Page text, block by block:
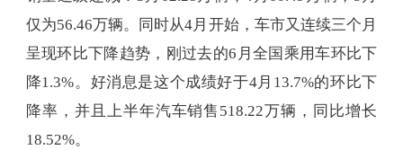
仅为56.46万辆。同时从4月开始，车市又连续三个月
呈现环比下降趋势，刚过去的6月全国乘用车环比下
降1.3%。好消息是这个成绩好于4月13.7%的环比下
降率，并且上半年汽车销售518.22万辆，同比增长
18.52%。